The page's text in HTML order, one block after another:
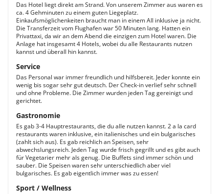
Das Hotel liegt direkt am Strand. Von unserem Zimmer aus waren es
ca. 4 Gehminuten zu einem guten Liegeplatz.
Einkaufsmöglichenkeiten braucht man in einem All inklusive ja nicht.
Die Transferzeit vom Flughafen war 50 Minuten lang. Hatten ein
Privattaxi, da wir an dem Abend die einzigen zum Hotel waren. Die
Anlage hat insgesamt 4 Hotels, wobei du alle Restaurants nutzen
kannst und überall hin kannst.
Service
Das Personal war immer freundlich und hilfsbereit. Jeder konnte ein
wenig bis sogar sehr gut deutsch. Der Check-in verlief sehr schnell
und ohne Probleme. Die Zimmer wurden jeden Tag gereinigt und
gerichtet.
Gastronomie
Es gab 3-4 Hauptrestaurants, die du alle nutzen kannst. 2 a la card
restaurants waren inklusive, ein italienisches und ein bulgarisches
(zahlt sich aus). Es gab reichlich an Speisen, sehr
abwechslungsreich. Jeden Tag wurde frisch gegrillt und es gibt auch
für Vegetarier mehr als genug. Die Buffets sind immer schön und
sauber. Die Speisen waren sehr unterschiedlich aber viel
bulgarisches. Es gab eigentlich immer was zu essen!
Sport / Wellness